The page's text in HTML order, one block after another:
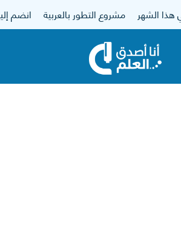
هذا الشهر مشروع التطور بالعربية انضم